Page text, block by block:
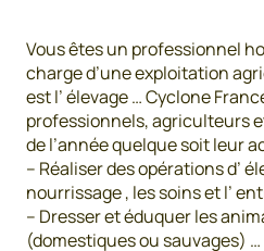
Vous êtes un professionnel
charge d’une exploitation
est l’ élevage … Cyclone
professionnels, agriculteurs
de l’année quelque soit leur
– Réaliser des opérations d’
nourrissage , les soins et l’
– Dresser et éduquer les
(domestiques ou sauvages) …